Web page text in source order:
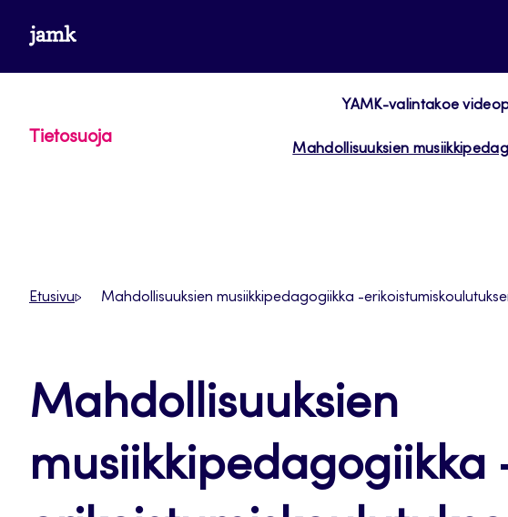
suoraan
sisältöön
www.jamk.fi
Tietosuoja
YAMK-valintakoe
Mahdollisuuksien
Etusivu Mahdollisuuksien musiikkipedagogiikka -
Mahdollisuuksien
musiikkipedagogiikka